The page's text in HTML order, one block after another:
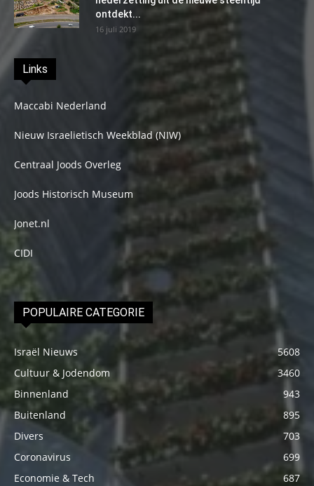
ontdekt...
16 juli 2019
Links
Maccabi Nederland
Nieuw Israelietisch Weekblad (NIW)
Centraal Joods Overleg
Joods Historisch Museum
Jonet.nl
CIDI
POPULAIRE CATEGORIE
Israël Nieuws
5608
Cultuur & Jodendom
3460
Binnenland
943
Buitenland
895
Divers
703
Coronavirus
699
Economie & Tech
687